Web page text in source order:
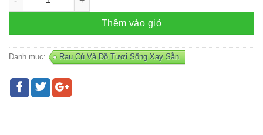
Thêm vào giỏ
Danh mục: Rau Củ Và Đồ Tươi Sống Xay Sẵn